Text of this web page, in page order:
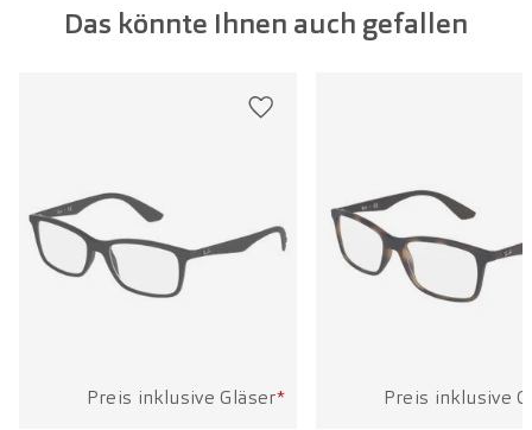
Glasbreite: 52 mm
Das könnte Ihnen auch gefallen
Preis inklusive Gläser* Preis inklusive